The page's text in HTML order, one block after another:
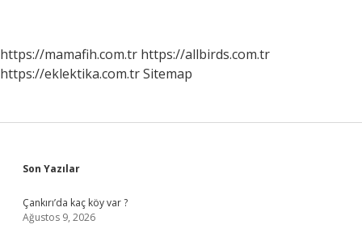
https://mamafih.com.tr https://allbirds.com.tr
https://eklektika.com.trSitemap
Sidebar
Son Yazılar
Çankırı’da kaç köy var ?
Ağustos 9, 2026